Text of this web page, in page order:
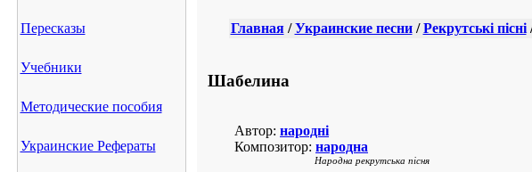
Пересказы
Учебники
Методические пособия
Украинские Рефераты
Главная/Украинские песни/Рекрутські пісні
Шабелина
Автор: народні
Композитор: народна
Народна рекрутська пісня